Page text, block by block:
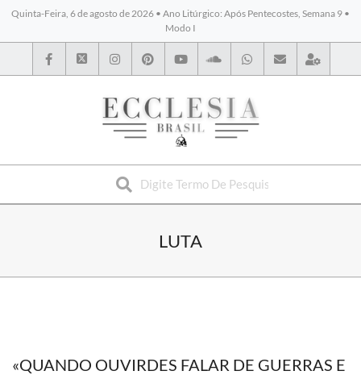
Quinta-Feira, 6 de agosto de 2026 • Ano Litúrgico: Após Pentecostes, Semana 9 •
Modo I
BYBLOS
LUTA
«QUANDO OUVIRDES FALAR DE GUERRAS E